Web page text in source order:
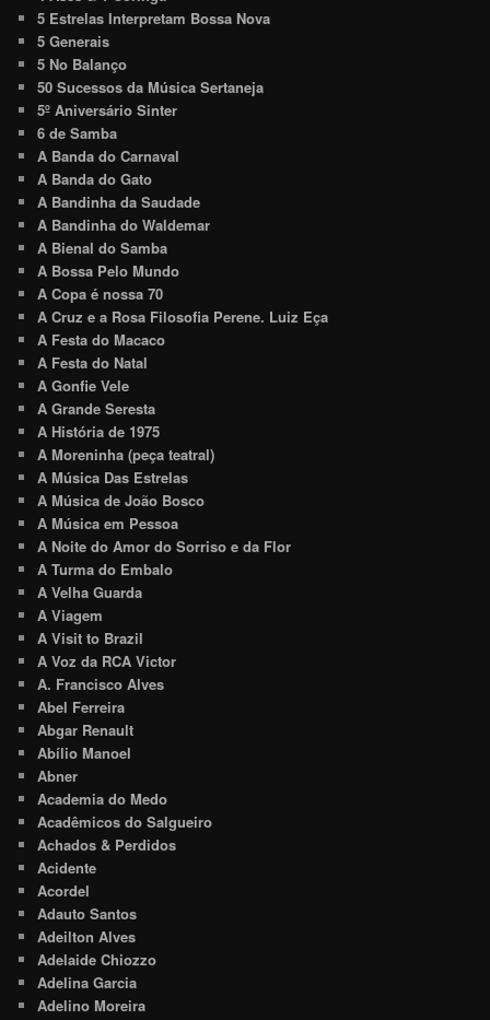
5 Estrelas Interpretam Bossa Nova
5 Generais
5 No Balanço
50 Sucessos da Música Sertaneja
5º Aniversário Sinter
6 de Samba
A Banda do Carnaval
A Banda do Gato
A Bandinha da Saudade
A Bandinha do Waldemar
A Bienal do Samba
A Bossa Pelo Mundo
A Copa é nossa 70
A Cruz e a Rosa Filosofia Perene. Luiz Eça
A Festa do Macaco
A Festa do Natal
A Gonfie Vele
A Grande Seresta
A História de 1975
A Moreninha (peça teatral)
A Música Das Estrelas
A Música de João Bosco
A Música em Pessoa
A Noite do Amor do Sorriso e da Flor
A Turma do Embalo
A Velha Guarda
A Viagem
A Visit to Brazil
A Voz da RCA Victor
A. Francisco Alves
Abel Ferreira
Abgar Renault
Abílio Manoel
Abner
Academia do Medo
Acadêmicos do Salgueiro
Achados & Perdidos
Acidente
Acordel
Adauto Santos
Adeilton Alves
Adelaide Chiozzo
Adelina Garcia
Adelino Moreira